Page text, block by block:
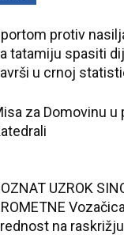
protiv
tatamiju spasiti
u crnoj
za Domovinu u
UZROK
na